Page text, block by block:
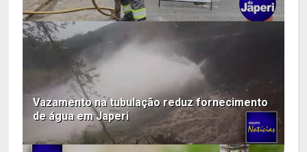
Vazamento na tubulação reduz fornecimento
de água em Japeri